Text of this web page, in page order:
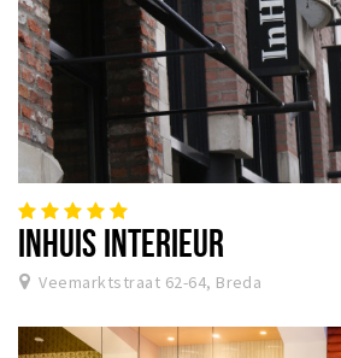
INHUIS INTERIEUR
Veemarktstraat 62-64, Breda